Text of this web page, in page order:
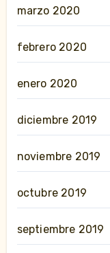
marzo 2020
febrero 2020
enero 2020
diciembre 2019
noviembre 2019
octubre 2019
septiembre 2019